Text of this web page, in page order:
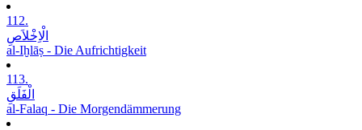
112.
الْاِخْلاَصِ
al-Iḫlāṣ - Die Aufrichtigkeit
113.
الْفَلَقِ
al-Falaq - Die Morgendämmerung